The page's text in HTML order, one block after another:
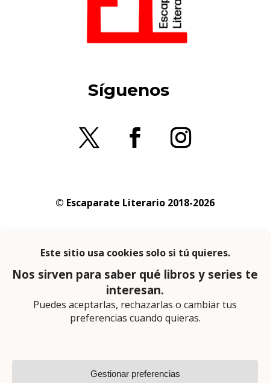
Síguenos
© Escaparate Literario 2018-2026
privacidad
En calidad de afiliado de Amazon obtengo
ingresos por las compras adscritas que